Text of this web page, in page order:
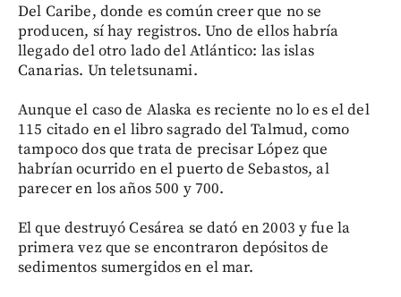
Del Caribe, donde es común creer que no se
producen, sí hay registros. Uno de ellos habría
llegado del otro lado del Atlántico: las islas
Canarias. Un teletsunami.
Aunque el caso de Alaska es reciente no lo es el del
115 citado en el libro sagrado del Talmud, como
tampoco dos que trata de precisar López que
habrían ocurrido en el puerto de Sebastos, al
parecer en los años 500 y 700.
El que destruyó Cesárea se dató en 2003 y fue la
primera vez que se encontraron depósitos de
sedimentos sumergidos en el mar.